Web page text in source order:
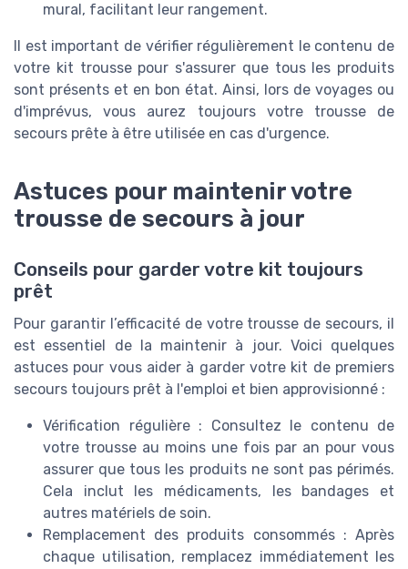
mural, facilitant leur rangement.
Il est important de vérifier régulièrement le contenu de
votre kit trousse pour s'assurer que tous les produits
sont présents et en bon état. Ainsi, lors de voyages ou
d'imprévus, vous aurez toujours votre trousse de
secours prête à être utilisée en cas d'urgence.
Astuces pour maintenir votre
trousse de secours à jour
Conseils pour garder votre kit toujours
prêt
Pour garantir l’efficacité de votre trousse de secours, il
est essentiel de la maintenir à jour. Voici quelques
astuces pour vous aider à garder votre kit de premiers
secours toujours prêt à l'emploi et bien approvisionné :
Vérification régulière : Consultez le contenu de
votre trousse au moins une fois par an pour vous
assurer que tous les produits ne sont pas périmés.
Cela inclut les médicaments, les bandages et
autres matériels de soin.
Remplacement des produits consommés : Après
chaque utilisation, remplacez immédiatement les